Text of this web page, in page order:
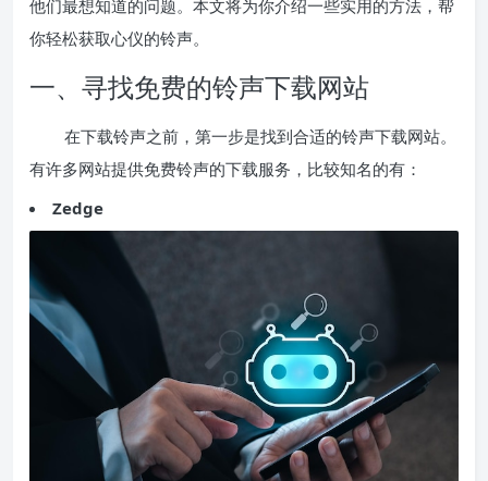
他们最想知道的问题。本文将为你介绍一些实用的方法，帮
你轻松获取心仪的铃声。
一、寻找免费的铃声下载网站
在下载铃声之前，第一步是找到合适的铃声下载网站。
有许多网站提供免费铃声的下载服务，比较知名的有：
Zedge